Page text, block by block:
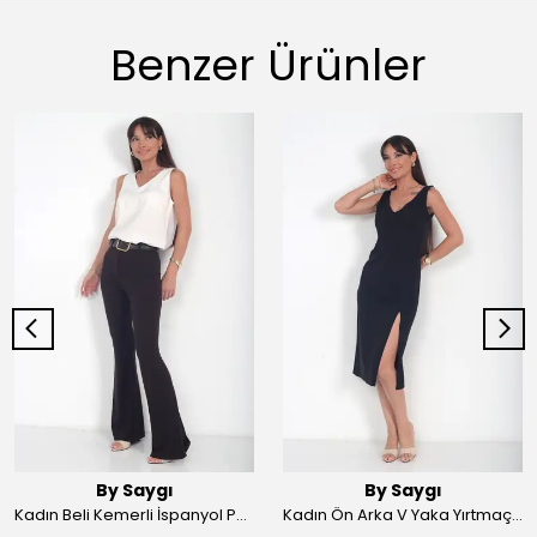
Benzer Ürünler
By Saygı
Kadın Beli Kemerli İspanyol Paça Likralı Krep Pantolon - Kahve
By Saygı
Kadın Ön Arka V Yaka Yırtmaçlı Likralı Scuba Midi Elbise - Siyah